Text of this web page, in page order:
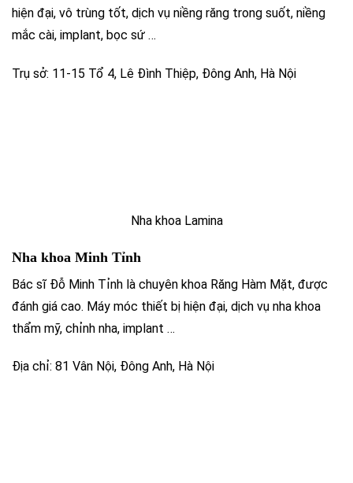
hiện đại, vô trùng tốt, dịch vụ niềng răng trong suốt, niềng
mắc cài, implant, bọc sứ …
Trụ sở: 11-15 Tổ 4, Lê Đình Thiệp, Đông Anh, Hà Nội
Nha khoa Lamina
Nha khoa Minh Tỉnh
Bác sĩ Đỗ Minh Tỉnh là chuyên khoa Răng Hàm Mặt, được
đánh giá cao. Máy móc thiết bị hiện đại, dịch vụ nha khoa
thẩm mỹ, chỉnh nha, implant …
Địa chỉ: 81 Vân Nội, Đông Anh, Hà Nội